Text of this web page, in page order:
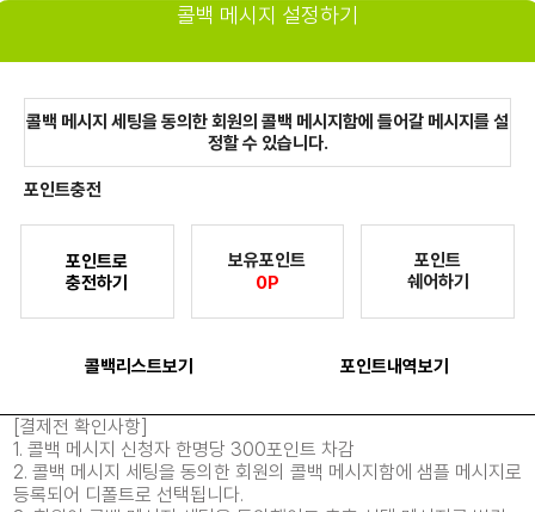
콜백 메시지 설정하기
콜백 메시지 세팅을 동의한 회원의 콜백 메시지함에 들어갈 메시지를 설
정할 수 있습니다.
포인트충전
포인트로
충전하기
보유포인트
0P
포인트
쉐어하기
콜백리스트보기 포인트내역보기
[결제전 확인사항]
1. 콜백 메시지 신청자 한명당 300포인트 차감
2. 콜백 메시지 세팅을 동의한 회원의 콜백 메시지함에 샘플 메시지로
등록되어 디폴트로 선택됩니다.